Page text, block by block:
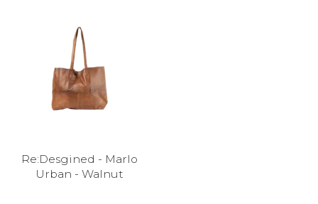
Re:Desgined - Marlo
Urban - Walnut